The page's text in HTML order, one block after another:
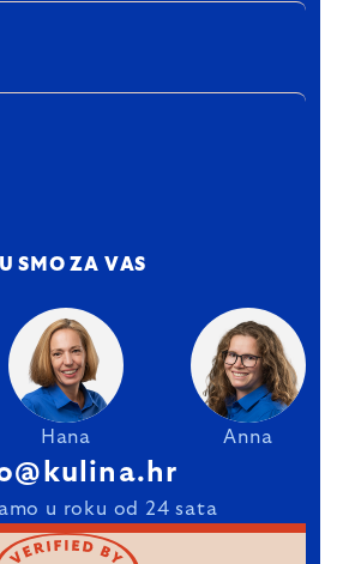
SMO ZA VAS
Hana Anna
u roku od 24 sata